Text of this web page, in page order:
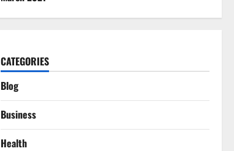
CATEGORIES
Blog
Business
Health